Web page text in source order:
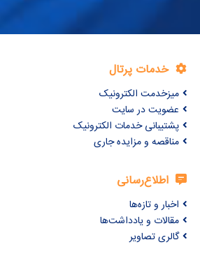
خدمات پرتال
میزخدمت الکترونیک
عضویت در سایت
پشتیبانی خدمات الکترونیک
مناقصه و مزایده جاری
اطلاع‌رسانی
اخبار و تازه‌ها
مقالات و یادداشت‌ها
گالری تصاویر